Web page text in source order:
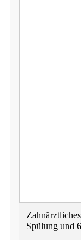
Spülung und